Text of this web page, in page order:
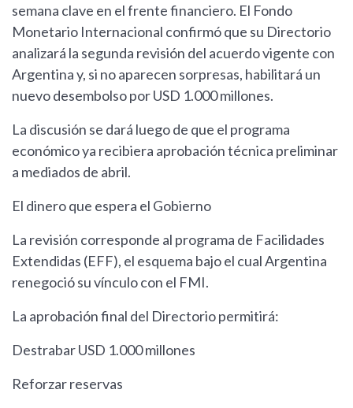
semana clave en el frente financiero. El Fondo
Monetario Internacional confirmó que su Directorio
analizará la segunda revisión del acuerdo vigente con
Argentina y, si no aparecen sorpresas, habilitará un
nuevo desembolso por USD 1.000 millones.
La discusión se dará luego de que el programa
económico ya recibiera aprobación técnica preliminar
a mediados de abril.
El dinero que espera el Gobierno
La revisión corresponde al programa de Facilidades
Extendidas (EFF), el esquema bajo el cual Argentina
renegoció su vínculo con el FMI.
La aprobación final del Directorio permitirá:
Destrabar USD 1.000 millones
Reforzar reservas